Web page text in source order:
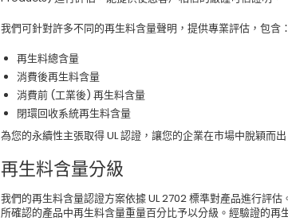
我們可針對許多不同的再生料含量聲明，提供專業評估，包含：
再生料總含量
消費後再生料含量
消費前 (工業後) 再生料含量
閉環回收系統再生料含量
為您的永續性主張取得 UL 認證，讓您的企業在市場中脫穎而
再生料含量分級
我們的再生料含量認證方案依據 UL 2702 標準對產品進行評
所確認的產品中再生料含量重量百分比予以分級。經驗證的再